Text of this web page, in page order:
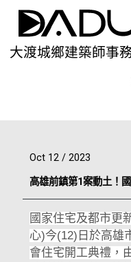
大渡城鄉建築師事
Oct 12 / 2023
高雄前鎮第1案動土！
國家住宅及都市更
心)今(12)日於高雄
會住宅開工典禮，